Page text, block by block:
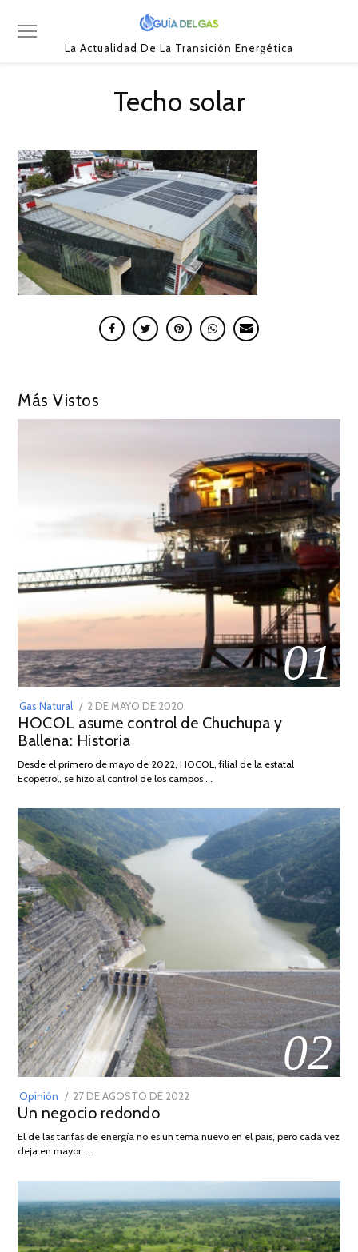
La Actualidad De La Transición Energética
Techo solar
Más Vistos
01
Gas Natural
POSTED
ON
2 DE MAYO DE 2020
DE
2026
HOCOL asume control de Chuchupa y
Ballena: Historia
Desde el primero de mayo de 2022, HOCOL, filial de la estatal
Ecopetrol, se hizo al control de los campos …
02
Opinión
POSTED
ON
27 DE AGOSTO DE 2022
DE
Un negocio redondo
El de las tarifas de energía no es un tema nuevo en el país, pero cada vez
deja en mayor …